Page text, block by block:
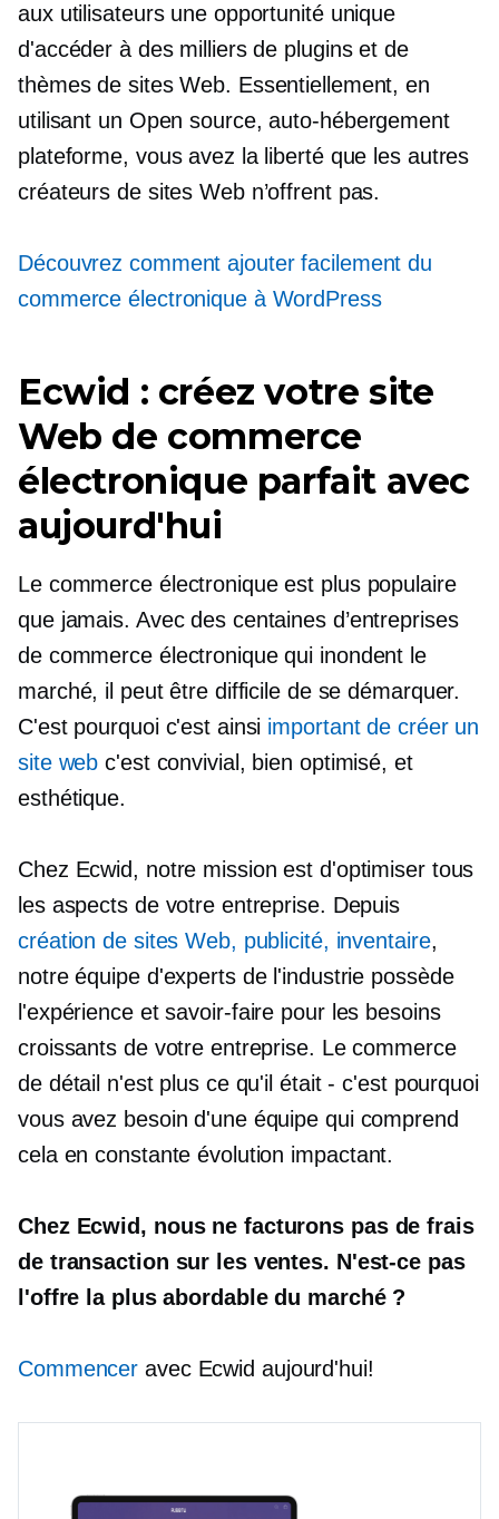
aux utilisateurs une opportunité unique
d'accéder à des milliers de plugins et de
thèmes de sites Web. Essentiellement, en
utilisant un Open source, auto-hébergement
plateforme, vous avez la liberté que les autres
créateurs de sites Web n’offrent pas.
Découvrez comment ajouter facilement du
commerce électronique à WordPress
Ecwid : créez votre site
Web de commerce
électronique parfait avec
aujourd'hui
Le commerce électronique est plus populaire
que jamais. Avec des centaines d’entreprises
de commerce électronique qui inondent le
marché, il peut être difficile de se démarquer.
C'est pourquoi c'est ainsi important de créer un
site web c'est convivial, bien optimisé, et
esthétique.
Chez Ecwid, notre mission est d'optimiser tous
les aspects de votre entreprise. Depuis
création de sites Web, publicité, inventaire,
notre équipe d'experts de l'industrie possède
l'expérience etsavoir-faire pour les besoins
croissants de votre entreprise. Le commerce
de détail n'est plus ce qu'il était- c'est pourquoi
vous avez besoin d'une équipe qui comprend
cela en constante évolution impactant.
Chez Ecwid, nous ne facturons pas de frais
de transaction sur les ventes. N'est-ce pas
l'offre la plus abordable du marché ?
Commencer avec Ecwid aujourd'hui!